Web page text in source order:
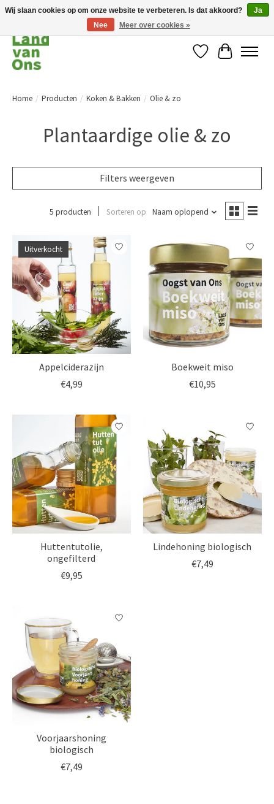
Verlanglijst
Home / Producten / Koken & Bakken / Olie & zo
Plantaardige olie & zo
Filters weergeven
5 producten Sorteren op Naam oplopend
Uitverkocht
Appelciderazijn
€4,99
Boekweit miso
€10,95
Huttentutolie,
ongefilterd
€9,95
Lindehoning biologisch
€7,49
Voorjaarshoning
biologisch
€7,49
Wij slaan cookies op om onze website te verbeteren. Is dat akkoord?
Ja
Nee
Meer over cookies »